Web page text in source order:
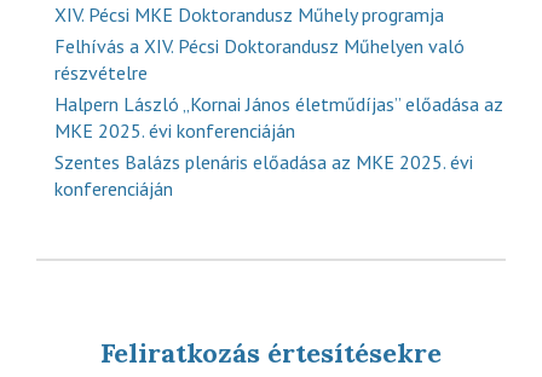
XIV. Pécsi MKE Doktorandusz Műhely programja
Felhívás a XIV. Pécsi Doktorandusz Műhelyen való
részvételre
Halpern László „Kornai János életműdíjas” előadása az
MKE 2025. évi konferenciáján
Szentes Balázs plenáris előadása az MKE 2025. évi
konferenciáján
Feliratkozás értesítésekre